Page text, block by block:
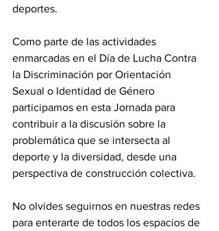
deportes.
Como parte de las actividades
enmarcadas en el Día de Lucha Contra
la Discriminación por Orientación
Sexual o Identidad de Género
participamos en esta Jornada para
contribuir a la discusión sobre la
problemática que se intersecta al
deporte y la diversidad, desde una
perspectiva de construcción colectiva.
No olvides seguirnos en nuestras redes
para enterarte de todos los espacios de